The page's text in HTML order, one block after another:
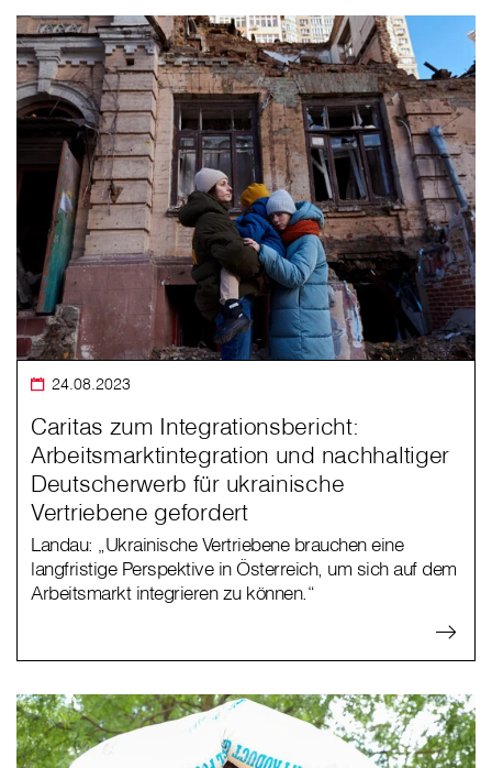
24.08.2023
Caritas zum Integrationsbericht:
Arbeitsmarktintegration und nachhaltiger
Deutscherwerb für ukrainische
Vertriebene gefordert
Landau: „Ukrainische Vertriebene brauchen eine
langfristige Perspektive in Österreich, um sich auf dem
Arbeitsmarkt integrieren zu können.“